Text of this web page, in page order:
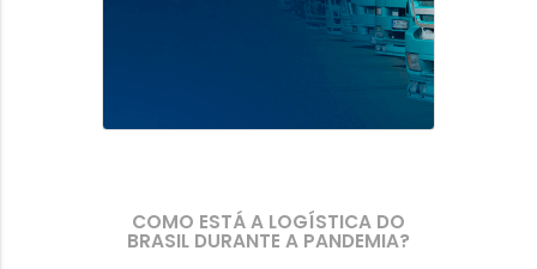
COMO ESTÁ A LOGÍSTICA DO
BRASIL DURANTE A PANDEMIA?